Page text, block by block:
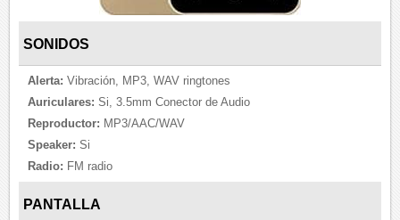
SONIDOS
Alerta: Vibración, MP3, WAV ringtones
Auriculares: Si, 3.5mm Conector de Audio
Reproductor: MP3/AAC/WAV
Speaker: Si
Radio: FM radio
PANTALLA